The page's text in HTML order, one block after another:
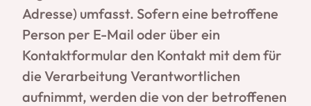
Adresse) umfasst. Sofern eine betroffene
Person per E-Mail oder über ein
Kontaktformular den Kontakt mit dem für
die Verarbeitung Verantwortlichen
aufnimmt, werden die von der betroffenen